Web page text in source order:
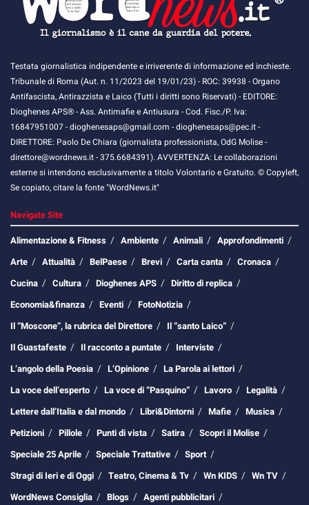
Testata giornalistica indipendente e irriverente di informazione ed inchieste.
Tribunale di Roma (Aut. n. 11/2023 del 19/01/23) - ROC: 39938 - Organo
Antifascista, Antirazzista e Laico (Tutti i diritti sono Riservati) - EDITORE:
Dioghenes APS® - Ass. Antimafie e Antiusura - Cod. Fisc./P. Iva:
16847951007 - dioghenesaps@gmail.com - dioghenesaps@pec.it - ​​
DIRETTORE: Paolo De Chiara (giornalista professionista, OdG Molise -
direttore@wordnews.it - ​​375.6684391). AVVERTENZA: Le collaborazioni
esterne si intendono esclusivamente a titolo Volontario e Gratuito. © Copyleft,
Se copiato, citare la fonte "WordNews.it"
Navigate Site
Alimentazione & Fitness
Ambiente Animali
Approfondimenti
Arte
Attualità BelPaese Brevi Carta canta
Cronaca
Cucina
Cultura Dioghenes APS
Diritto di replica
Economia&finanza
Eventi
FotoNotizia
Il “Moscone”, la rubrica del Direttore
Il “santo Laico”
Il Guastafeste
Il racconto a puntate
Interviste
L’angolo della Poesia
L’Opinione
La Parola ai lettori
La voce dell’esperto
La voce di “Pasquino” Lavoro
Legalità
Lettere dall’Italia e dal mondo
Libri&Dintorni Mafie
Musica
Petizioni
Pillole Punti di vista Satira
Scopri il Molise
Speciale 25 Aprile
Speciale Trattative
Sport
Stragi di Ieri e di Oggi
Teatro, Cinema & Tv Wn KIDS
Wn TV
WordNews Consiglia
Blogs
Agenti pubblicitari